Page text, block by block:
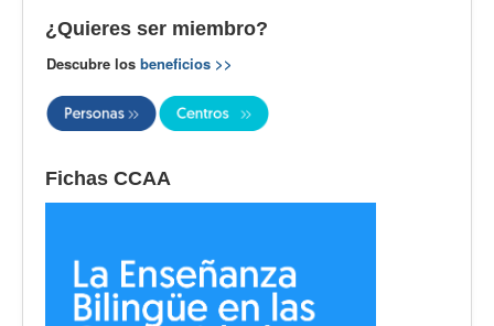
Contacto
¿Quieres ser miembro?
Descubre los beneficios >>
Fichas CCAA